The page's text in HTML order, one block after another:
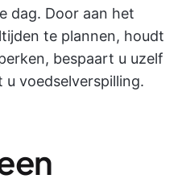
dag. Door aan het
te plannen, houdt
bespaart u uzelf
voedselverspilling.